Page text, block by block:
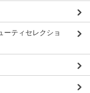
ーティセレクショ